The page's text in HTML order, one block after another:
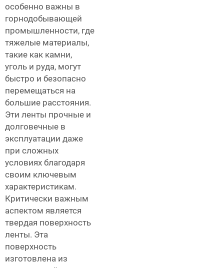
особенно важны в
горнодобывающей
промышленности, где
тяжелые материалы,
такие как камни,
уголь и руда, могут
быстро и безопасно
перемещаться на
большие расстояния.
Эти ленты прочные и
долговечные в
эксплуатации даже
при сложных
условиях благодаря
своим ключевым
характеристикам.
Критически важным
аспектом является
твердая поверхность
ленты. Эта
поверхность
изготовлена из